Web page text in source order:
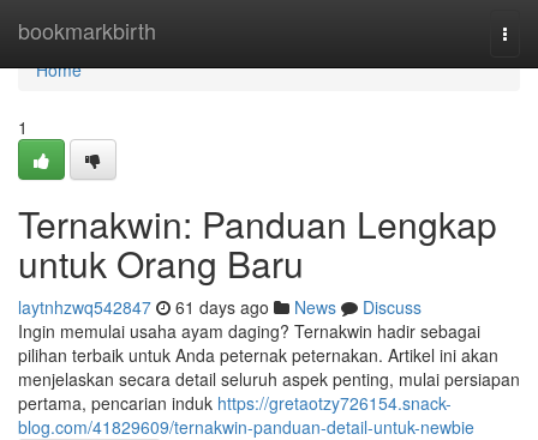
bookmarkbirth
Home
Home
1
Ternakwin: Panduan Lengkap
untuk Orang Baru
laytnhzwq542847 61 days ago News
Discuss
Ingin memulai usaha ayam daging? Ternakwin hadir sebagai
pilihan terbaik untuk Anda peternak peternakan. Artikel ini akan
menjelaskan secara detail seluruh aspek penting, mulai persiapan
pertama, pencarian induk https://gretaotzy726154.snack-
blog.com/41829609/ternakwin-panduan-detail-untuk-newbie